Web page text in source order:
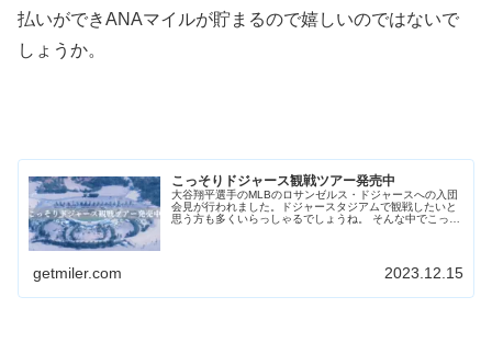
払いができANAマイルが貯まるので嬉しいのではないで
しょうか。
こっそりドジャース観戦ツアー発売中
大谷翔平選手のMLBのロサンゼルス・ドジャースへの入団
会見が行われました。ドジャースタジアムで観戦したいと
思う方も多くいらっしゃるでしょうね。 そんな中でこっそ
getmiler.com 2023.12.15